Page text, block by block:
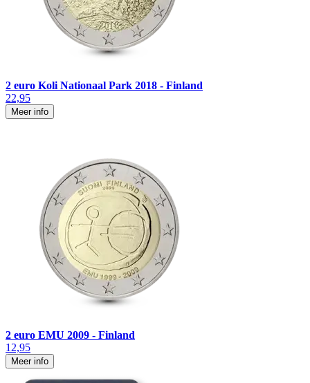
2 euro Koli Nationaal Park 2018 - Finland
22,95
Meer info
2 euro EMU 2009 - Finland
12,95
Meer info